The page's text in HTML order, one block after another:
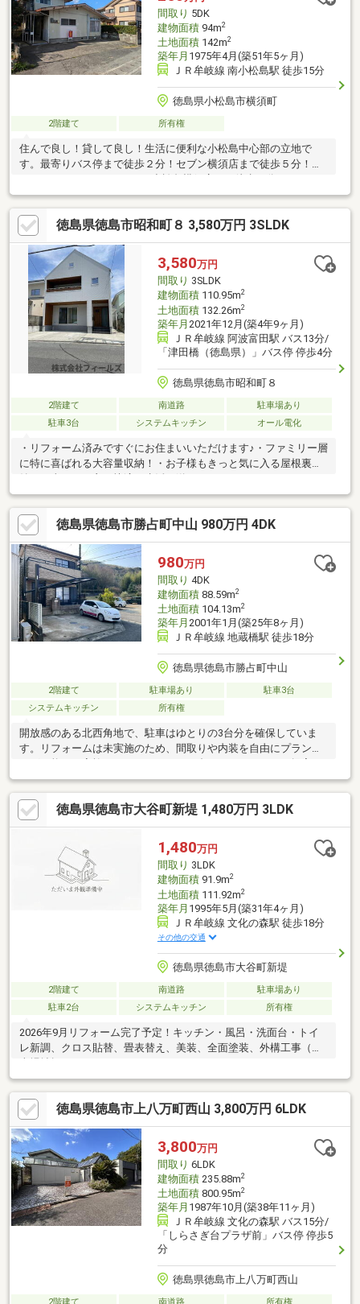
間取り 5DK
建物面積94m2
土地面積142m2
築年月 1975年4月(築51年5ヶ月)
ＪＲ牟岐線 南小松島駅 徒歩15分
徳島県小松島市横須町
2階建て 所有権
住んで良し！貸して良し！生活に便利な小松島中心部の立地で
す。最寄りバス停まで徒歩２分！セブン横須店まで徒歩５分！
ｍ）
徳島県徳島市昭和町８ 3,580万円 3SLDK
3,580万円
間取り 3SLDK
建物面積110.95m2
土地面積132.26m2
築年月 2021年12月(築4年9ヶ月)
ＪＲ牟岐線 阿波富田駅 バス13分/
「津田橋（徳島県）」バス停 停歩4分
徳島県徳島市昭和町８
2階建て 南道路
駐車場あり
駐車3台
システムキッチン オール電化
・リフォーム済みですぐにお住まいいただけます♪・ファミリー層
に特に喜ばれる大容量収納！・お子様もきっと気に入る屋根裏収
徳島県徳島市勝占町中山 980万円 4DK
980万円
間取り 4DK
建物面積88.59m2
土地面積104.13m2
築年月 2001年1月(築25年8ヶ月)
ＪＲ牟岐線 地蔵橋駅 徒歩18分
徳島県徳島市勝占町中山
2階建て 駐車場あり
駐車3台
システムキッチン
所有権
開放感のある北西角地で、駐車はゆとりの3台分を確保していま
す。リフォームは未実施のため、間取りや内装を自由にプランニ
承ります。立地・環境・自由度を重視する方におすすめの一邸で
す
徳島県徳島市大谷町新堤 1,480万円 3LDK
1,480万円
間取り 3LDK
建物面積91.9m2
土地面積111.92m2
築年月 1995年5月(築31年4ヶ月)
ＪＲ牟岐線 文化の森駅 徒歩18分
その他の交通
徳島県徳島市大谷町新堤
2階建て 南道路
駐車場あり
駐車2台
システムキッチン 所有権
2026年9月リフォーム完了予定！キッチン・風呂・洗面台・トイ
レ新調、クロス貼替、畳表替え、美装、全面塗装、外構工事（駐
徳島県徳島市上八万町西山 3,800万円 6LDK
3,800万円
間取り 6LDK
建物面積235.88m2
土地面積800.95m2
築年月 1987年10月(築38年11ヶ月)
ＪＲ牟岐線 文化の森駅 バス15分/
「しらさぎ台プラザ前」バス停 停歩5
分
徳島県徳島市上八万町西山